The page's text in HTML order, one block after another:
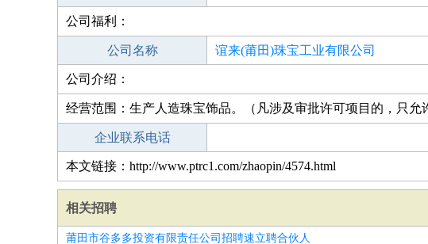
公司福利：
公司名称 谊来(莆田)珠宝工业有限公司
公司介绍：
经营范围：生产人造珠宝饰品。（凡涉及审批许可项目的，只允
企业联系电话
本文链接：http://www.ptrc1.com/zhaopin/4574.html
相关招聘
莆田市谷多多投资有限责任公司招聘速立聘合伙人